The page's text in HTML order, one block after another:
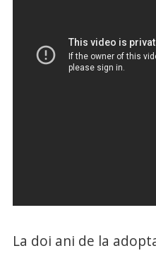
La doi ani de la